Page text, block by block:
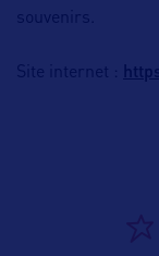
souvenirs.
Site internet :